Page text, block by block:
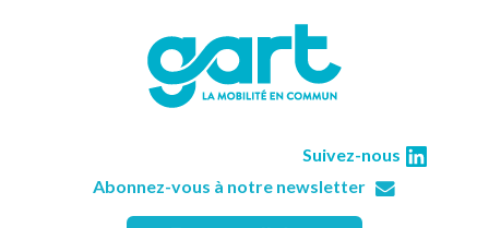
Suivez-nous
Abonnez-vous à notre newsletter